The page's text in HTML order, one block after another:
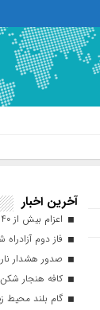
آخرین اخبار
اعزام بیش از ۴۰ هزار زائر اربعین از پایانه‌های قم به مرزها
فاز دوم
صدور هشدار
کافه هنجار شکن
گام بلند محیط